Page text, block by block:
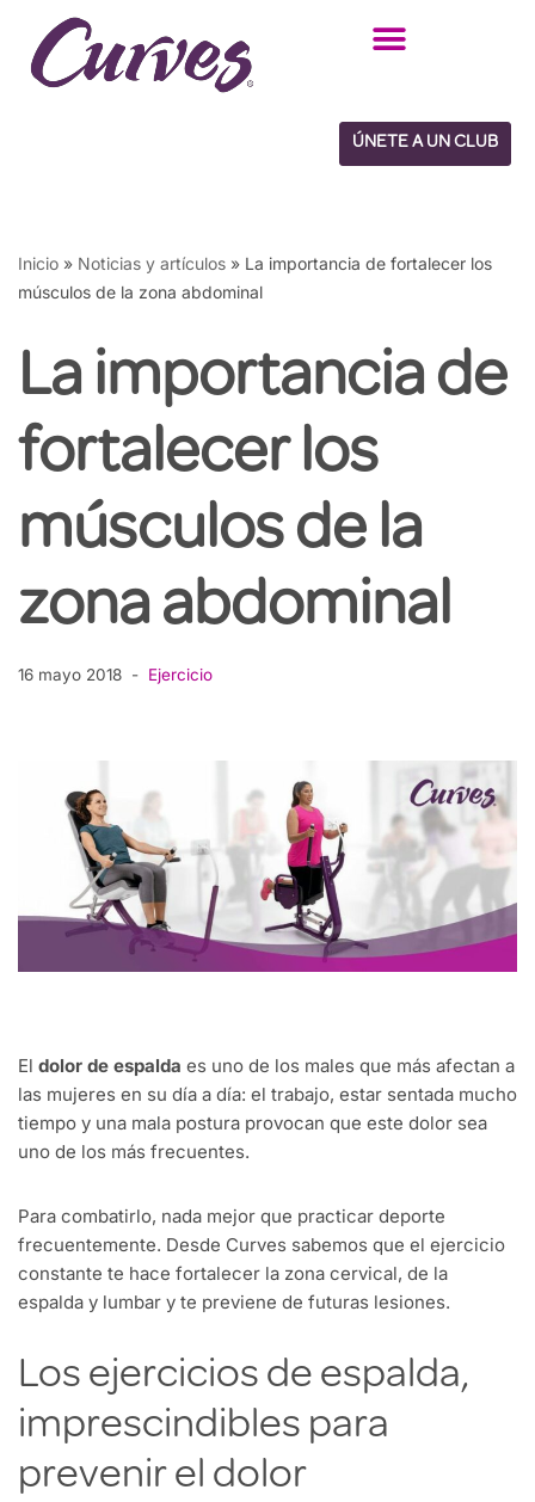
Saltar
ÚNETE A UN CLUB
Inicio » Noticias y artículos » La importancia de fortalecer los
músculos de la zona abdominal
La importancia de
fortalecer los
músculos de la
zona abdominal
16 mayo 2018 Ejercicio
El dolor de espalda es uno de los males que más afectan a
las mujeres en su día a día: el trabajo, estar sentada mucho
tiempo y una mala postura provocan que este dolor sea
uno de los más frecuentes.
Para combatirlo, nada mejor que practicar deporte
frecuentemente. Desde Curves sabemos que el ejercicio
constante te hace fortalecer la zona cervical, de la
espalda y lumbar y te previene de futuras lesiones.
Los ejercicios de espalda,
imprescindibles para
prevenir el dolor